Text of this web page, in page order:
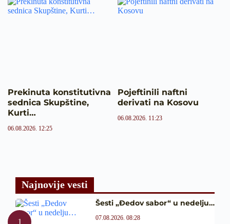
Prekinuta konstitutivna
sednica Skupštine,
Kurti…
06.08.2026. 12:25
Pojeftinili naftni
derivati na Kosovu
06.08.2026. 11:23
Najnovije vesti
Šesti „Đedov sabor“ u nedelju…
07.08.2026. 08:28